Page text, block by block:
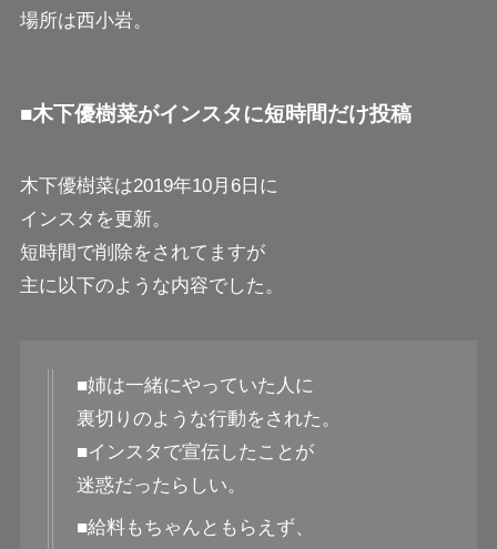
場所は西小岩。
■木下優樹菜がインスタに短時間だけ投稿
木下優樹菜は2019年10月6日に
インスタを更新。
短時間で削除をされてますが
主に以下のような内容でした。
■姉は一緒にやっていた人に
裏切りのような行動をされた。
■インスタで宣伝したことが
迷惑だったらしい。
■給料もちゃんともらえず、